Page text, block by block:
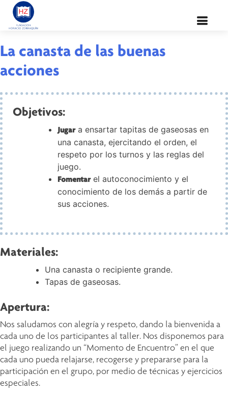
Valor:
La canasta de las buenas
acciones
Objetivos:
Jugara ensartar tapitas de gaseosas en
una canasta, ejercitando el orden, el
respeto por los turnos y las reglas del
juego.
Fomentarel autoconocimiento y el
conocimiento de los demás a partir de
sus acciones.
Materiales:
Una canasta o recipiente grande.
Tapas de gaseosas.
Apertura:
Nos saludamos con alegría y respeto, dando la bienvenida a
cada uno de los participantes al taller. Nos disponemos para
el juego realizando un “Momento de Encuentro” en el que
cada uno pueda relajarse, recogerse y prepararse para la
participación en el grupo, por medio de técnicas y ejercicios
especiales.